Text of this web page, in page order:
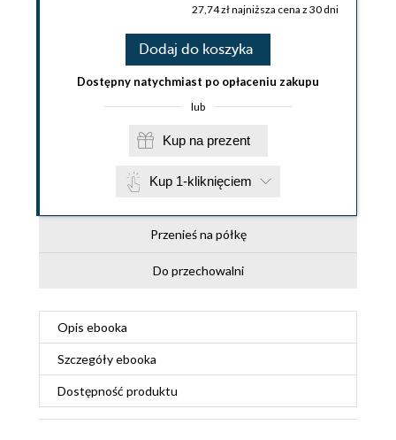
27,74 zł najniższa cena z 30 dni
Dodaj do koszyka
Dostępny natychmiast po opłaceniu zakupu
lub
Kup na prezent
Kup 1-kliknięciem
Przenieś na półkę
Do przechowalni
Opis ebooka
Szczegółyebooka
Dostępność produktu